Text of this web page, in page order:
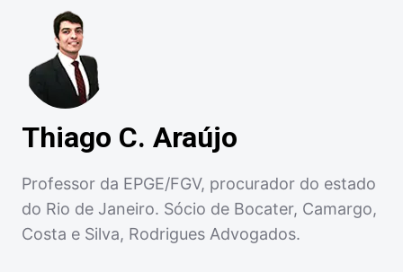
Thiago C. Araújo
Professor da EPGE/FGV, procurador do estado
do Rio de Janeiro. Sócio de Bocater, Camargo,
Costa e Silva, Rodrigues Advogados.